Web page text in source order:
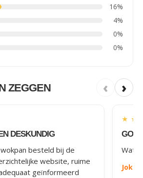
16%
4%
0%
0%
ZEGGEN ‹ ›
DESKUNDIG
besteld bij de
website, ruime
geïnformeerd
★ ★
Wat
Joke